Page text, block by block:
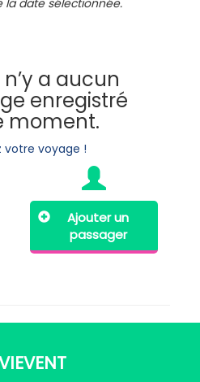
la date sélectionnée.
n’y a aucun
enregistré
moment.
votre voyage !
Ajouter un
passager